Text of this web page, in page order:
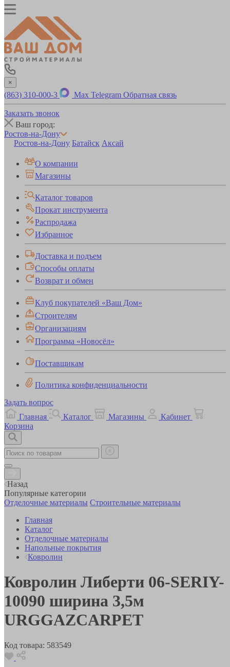
×
(863) 310-000-3 Max Telegram Обратная связь
Заказать звонок
Ваш город:
Ростов-на-Дону
Ростов-на-Дону Батайск Аксай
О компании
Магазины
Каталог товаров
Прокат инструмента
Распродажа
Избранное
Доставка и подъем
Способы оплаты
Возврат и обмен
Клуб покупателей «Ваш Дом»
Строителям
Организациям
Программа «Новосёл»
Поставщикам
Политика конфиденциальности
Задать вопрос
Главная
Каталог Магазины
Кабинет
Корзина
Назад
Популярные категории
Отделочные материалы Строительные материалы
Главная
Каталог
Отделочные материалы
Напольные покрытия
Ковролин
Ковролин Либерти 06-SERIY-
10090 ширина 3,5м
URGGAZCARPET
Код товара: 583549